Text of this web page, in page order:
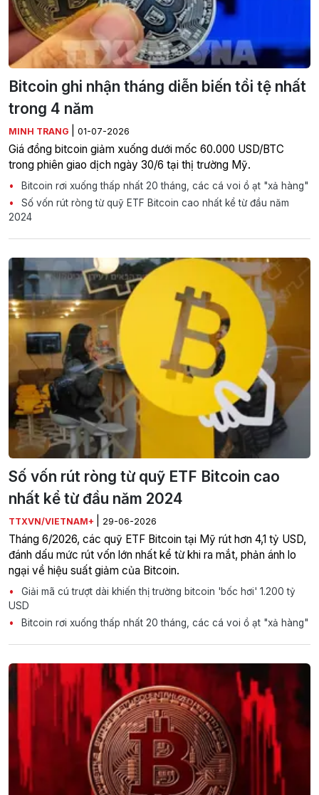
Bitcoin ghi nhận tháng diễn biến tồi tệ nhất
trong 4 năm
MINH TRANG 01-07-2026
Giá đồng bitcoin giảm xuống dưới mốc 60.000 USD/BTC
trong phiên giao dịch ngày 30/6 tại thị trường Mỹ.
Bitcoin rơi xuống thấp nhất 20 tháng, các cá voi ồ ạt "xả hàng"
Số vốn rút ròng từ quỹ ETF Bitcoin cao nhất kể từ đầu năm
2024
Số vốn rút ròng từ quỹ ETF Bitcoin cao
nhất kể từ đầu năm 2024
TTXVN/VIETNAM+ 29-06-2026
Tháng 6/2026, các quỹ ETF Bitcoin tại Mỹ rút hơn 4,1 tỷ USD,
đánh dấu mức rút vốn lớn nhất kể từ khi ra mắt, phản ánh lo
ngại về hiệu suất giảm của Bitcoin.
Giải mã cú trượt dài khiến thị trường bitcoin 'bốc hơi' 1.200 tỷ
USD
Bitcoin rơi xuống thấp nhất 20 tháng, các cá voi ồ ạt "xả hàng"